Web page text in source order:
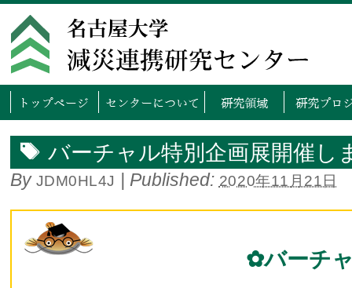
トップページ センタ
バーチャル特別企画展開催し
By JDM0HL4J | Published: 2020年11月21日
✿バーチ